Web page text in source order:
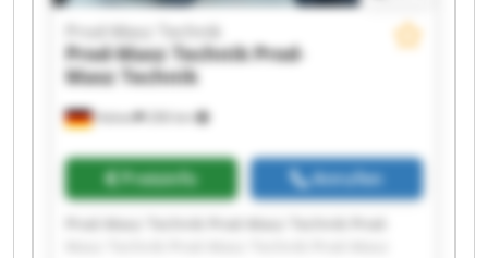
Halver 206 km
Prod-Masz Technik
Prod-Masz TechnikProd-
Masz Technik
Preisinfo Anrufen